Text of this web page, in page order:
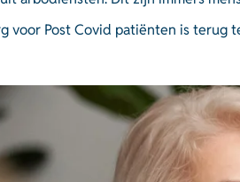
voor Post Covid patiënten is terug